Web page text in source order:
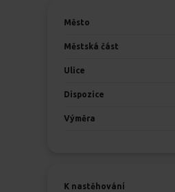
Město
Městská část
Ulice
Dispozice
Výměra
K nastěhování